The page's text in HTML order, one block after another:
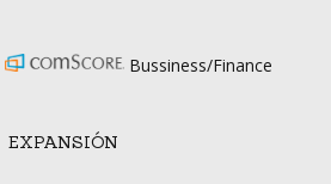
EXPANSIÓN
Bussiness/Finance